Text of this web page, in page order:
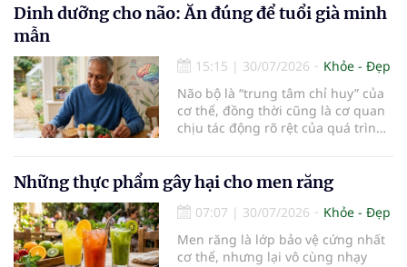
cho các hoạt động tập luyện
thường trở thành một thách thức
Dinh dưỡng cho não: Ăn đúng để tuổi già minh
mẫn
15:15 | 30/07/2026
Khỏe - Đẹp
Não bộ là “trung tâm chỉ huy” của
cơ thể, đồng thời cũng là cơ quan
chịu tác động rõ rệt của quá trình
mạnh, có thể góp phần bảo vệ tế
bào thần kinh, duy trì trí nhớ và
giúp NCT sống minh mẫn, tự chủ
lâu hơn.
Những thực phẩm gây hại cho men răng
07:07 | 30/07/2026
Khỏe - Đẹp
Men răng là lớp bảo vệ cứng nhất
cơ thể, nhưng lại vô cùng nhạy